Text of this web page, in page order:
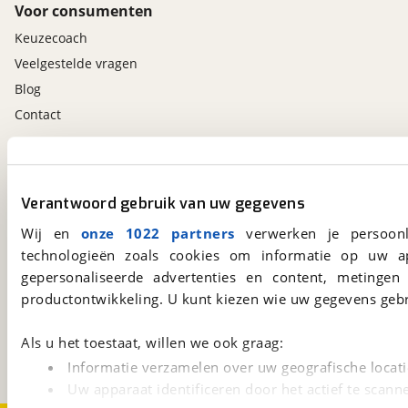
Verantwoord gebruik van uw gegevens
Wij en onze 1022 partners verwerken je
technologieën zoals cookies om informatie op
gepersonaliseerde advertenties en content,
productontwikkeling. U kunt kiezen wie uw gegevens
Als u het toestaat, willen we ook graag:
Informatie verzamelen over uw geografische
Uw apparaat identificeren door het actief te
Voor consumenten
Keuzecoach
Veelgestelde vragen
Blog
Contact
viaBOVAG.nl
15
Een initiatief van
BOVAG
viaBOVAG.nl app
Altijd het meest recente aanbod bij de hand.